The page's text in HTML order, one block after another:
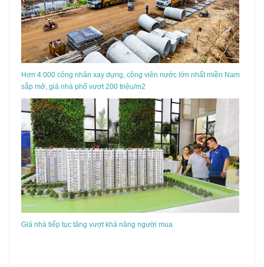
Hơn 4.000 công nhân xay dựng, công viên nước lớn nhất miền Nam
sắp mở, giá nhà phố vượt 200 triệu/m2
Giá nhà tiếp tục tăng vượt khả năng người mua